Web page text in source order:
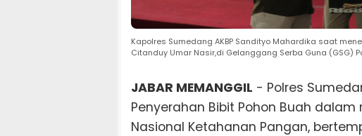
Kapolres Sumedang AKBP Sandityo Mahardika saat
Citanduy Umar Nasir,di Gelanggang Serba Guna (GSG)
JABAR MEMANGGIL - Polres
Penyerahan Bibit Pohon Buah
Nasional Ketahanan Pangan,